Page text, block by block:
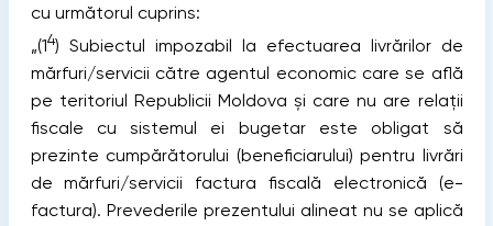
cu următorul cuprins:
„(14) Subiectul impozabil la efectuarea livrărilor de
mărfuri/servicii către agentul economic care se află
pe teritoriul Republicii Moldova şi care nu are relaţii
fiscale cu sistemul ei bugetar este obligat să
prezinte cumpărătorului (beneficiarului) pentru livrări
de mărfuri/servicii factura fiscală electronică (e-
factura). Prevederile prezentului alineat nu se aplică